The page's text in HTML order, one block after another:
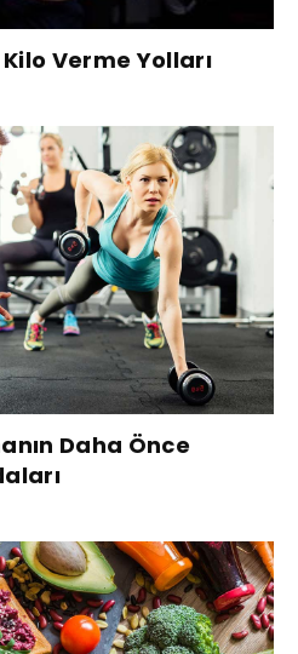
Verme Yolları
Daha Önce